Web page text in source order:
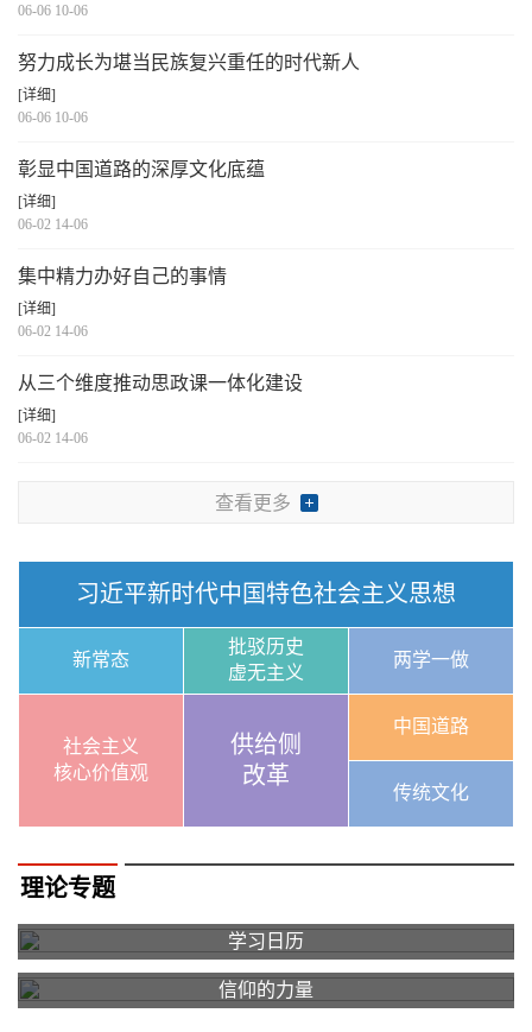
06-06 10-06
努力成长为堪当民族复兴重任的时代新人
[详细]
06-06 10-06
彰显中国道路的深厚文化底蕴
[详细]
06-02 14-06
集中精力办好自己的事情
[详细]
06-02 14-06
从三个维度推动思政课一体化建设
[详细]
06-02 14-06
查看更多
习近平新时代中国特色社会主义思想
新常态
批驳历史
虚无主义
两学一做
社会主义
核心价值观
供给侧
改革
中国道路
传统文化
理论专题
学习日历
信仰的力量